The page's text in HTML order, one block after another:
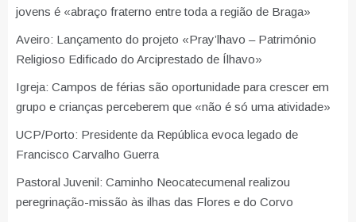
jovens é «abraço fraterno entre toda a região de Braga»
Aveiro: Lançamento do projeto «Pray’lhavo – Património
Religioso Edificado do Arciprestado de Ílhavo»
Igreja: Campos de férias são oportunidade para crescer em
grupo e crianças perceberem que «não é só uma atividade»
UCP/Porto: Presidente da República evoca legado de
Francisco Carvalho Guerra
Pastoral Juvenil: Caminho Neocatecumenal realizou
peregrinação-missão às ilhas das Flores e do Corvo